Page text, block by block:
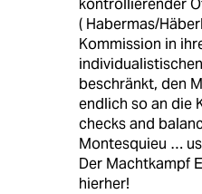
( Habermas/
Kommission in
beschränkt, den
endlich so an die
checks and
Montesquieu …
Der Machtkampf
hierher!